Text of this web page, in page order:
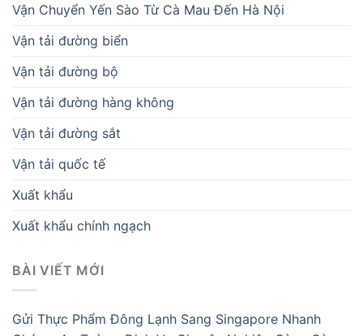
Vận Chuyển Yến Sào Từ Cà Mau Đến Hà Nội
Vận tải đường biển
Vận tải đường bộ
Vận tải đường hàng không
Vận tải đường sắt
Vận tải quốc tế
Xuất khẩu
Xuất khẩu chính ngạch
BÀI VIẾT MỚI
Gửi Thực Phẩm Đông Lạnh Sang Singapore Nhanh